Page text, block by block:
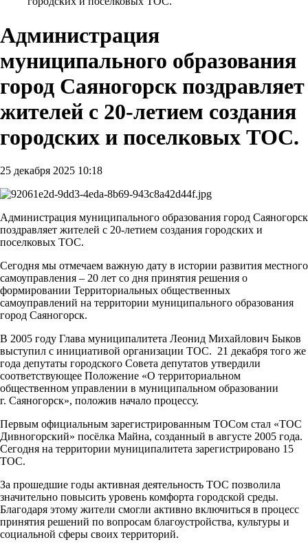
Администрация
муниципального образования
город Саяногорск поздравляет
жителей с 20-летием создания
городских и поселковых ТОС.
25 декабря 2025 10:18
Администрация муниципального образования город Саяногорск
поздравляет жителей с 20-летием создания городских и
поселковых ТОС.
Сегодня мы отмечаем важную дату в истории развития местного
самоуправления – 20 лет со дня принятия решения о
формировании Территориальных общественных
самоуправлений на территории муниципального образования
город Саяногорск.
В 2005 году Глава муниципалитета Леонид Михайлович Быков
выступил с инициативой организации ТОС. 21 декабря того же
года депутаты городского Совета депутатов утвердили
соответствующее Положение «О территориальном
общественном управлении в муниципальном образовании
г. Саяногорск», положив начало процессу.
Первым официальным зарегистрированным ТОСом стал «ТОС
Дивногорский» посёлка Майна, созданный в августе 2005 года.
Сегодня на территории муниципалитета зарегистрировано 15
ТОС.
За прошедшие годы активная деятельность ТОС позволила
значительно повысить уровень комфорта городской среды.
Благодаря этому жители смогли активно включиться в процесс
принятия решений по вопросам благоустройства, культуры и
социальной сферы своих территорий.